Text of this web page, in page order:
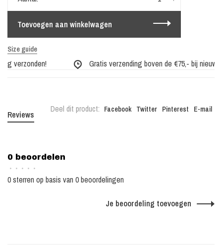
Toevoegen aan winkelwagen
Size guide
verzonden! Gratis verzending boven de €75,- bij nieuwe
Deel dit product: Facebook Twitter Pinterest E-mail
Reviews
0 beoordelen
• • • • •
0 sterren op basis van 0 beoordelingen
Je beoordeling toevoegen